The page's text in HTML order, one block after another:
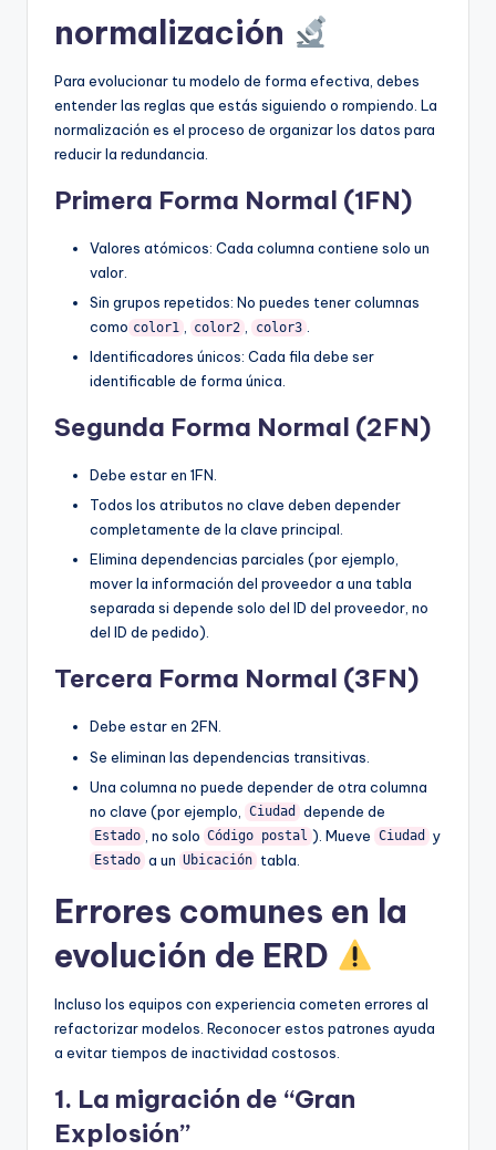
normalización
Para evolucionar tu modelo de forma efectiva, debes
entender las reglas que estás siguiendo o rompiendo. La
normalización es el proceso de organizar los datos para
reducir la redundancia.
Primera Forma Normal (1FN)
Valores atómicos: Cada columna contiene solo un
valor.
Sin grupos repetidos: No puedes tener columnas
como color1 color2 color3
Identificadores únicos: Cada fila debe ser
identificable de forma única.
Segunda Forma Normal (2FN)
Debe estar en 1FN.
Todos los atributos no clave deben depender
completamente de la clave principal.
Elimina dependencias parciales (por ejemplo,
mover la información del proveedor a una tabla
separada si depende solo del ID del proveedor, no
del ID de pedido).
Tercera Forma Normal (3FN)
Debe estar en 2FN.
Se eliminan las dependencias transitivas.
Una columna no puede depender de otra columna
no clave (por ejemplo,
Ciudad depende de
Estado , no solo Código postal ). Mueve Ciudad y
Estado a un Ubicación tabla.
Errores comunes en la
evolución de ERD
Incluso los equipos con experiencia cometen errores al
refactorizar modelos. Reconocer estos patrones ayuda
a evitar tiempos de inactividad costosos.
1. La migración de “Gran
Explosión”